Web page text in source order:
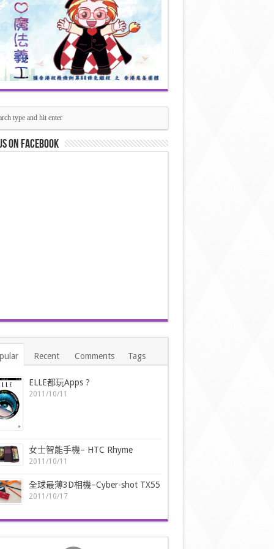
on Facebook
Recent Comments Tags
ELLE都玩Apps ?
2011/10/11
女士智能手機– HTC Rhyme
2011/10/11
全球最薄3D相機–Cyber-shot TX55
2011/10/17